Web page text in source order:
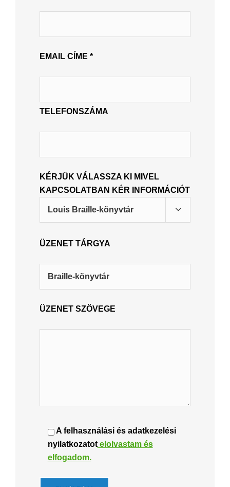
EMAIL CÍME *
TELEFONSZÁMA
KÉRJÜK VÁLASSZA KI MIVEL
KAPCSOLATBAN KÉR INFORMÁCIÓT

ÜZENET TÁRGYA
ÜZENET SZÖVEGE
A felhasználási és adatkezelési
nyilatkozatotelolvastam és
elfogadom.